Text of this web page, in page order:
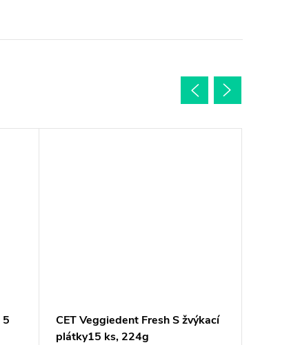
5
CET Veggiedent Fresh S žvýkací
plátky15 ks, 224g